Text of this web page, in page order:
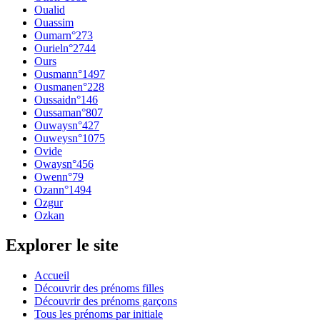
Oualid
Ouassim
Oumarn°273
Ourieln°2744
Ours
Ousmann°1497
Ousmanen°228
Oussaidn°146
Oussaman°807
Ouwaysn°427
Ouweysn°1075
Ovide
Owaysn°456
Owenn°79
Ozann°1494
Ozgur
Ozkan
Explorer le site
Accueil
Découvrir des prénoms filles
Découvrir des prénoms garçons
Tous les prénoms par initiale